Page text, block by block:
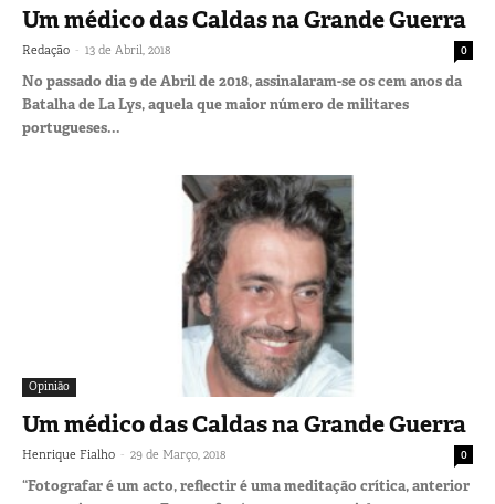
Um médico das Caldas na Grande Guerra
Redação - 13 de Abril, 2018 0
No passado dia 9 de Abril de 2018, assinalaram-se os cem anos da
Batalha de La Lys, aquela que maior número de militares
portugueses...
Opinião
Um médico das Caldas na Grande Guerra
Henrique Fialho - 29 de Março, 2018 0
“Fotografar é um acto, reflectir é uma meditação crítica, anterior